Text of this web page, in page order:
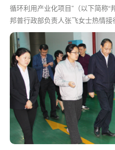
循环利用产业化项目”（以下简称“
邦普行政部负责人张飞女士热情接